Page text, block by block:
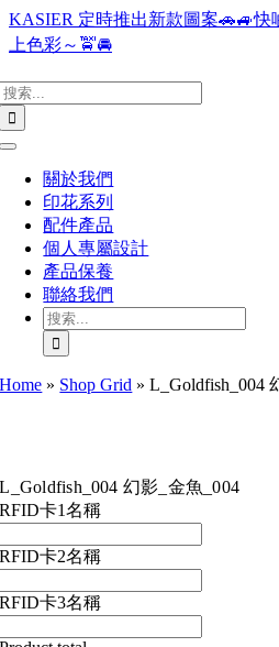
Skip
to
content
KASIER 定時推出新款圖案🚗🚙快
上色彩～🚖🚘
Toggle
Navigation關於我們
印花系列
配件產品
個人專屬設計
產品保養
聯絡我們
搜
索
結
果：
Home » Shop Grid »L_Goldfish_004
L_Goldfish_004 幻影_金魚_004
RFID卡1名稱
RFID卡2名稱
RFID卡3名稱